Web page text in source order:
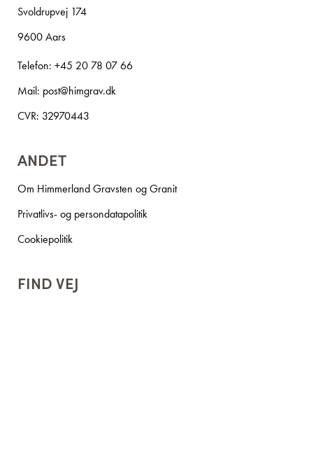
Svoldrupvej 174
9600 Aars
Telefon: +45 20 78 07 66
Mail: post@himgrav.dk
CVR: 32970443
ANDET
Om Himmerland Gravsten og Granit
Privatlivs- og persondatapolitik
Cookiepolitik
FIND VEJ